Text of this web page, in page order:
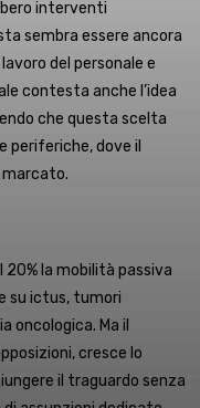
interventi
sembra essere ancora
del personale e
contesta anche l’idea
che questa scelta
periferiche, dove il
marcato.
20% la mobilità passiva
su ictus, tumori
oncologica. Ma il
cresce lo
il traguardo senza